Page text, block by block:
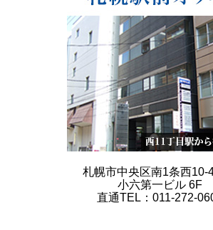
札幌市中央区南1条西10-
小六第一ビル 6F
直通TEL：011-272-